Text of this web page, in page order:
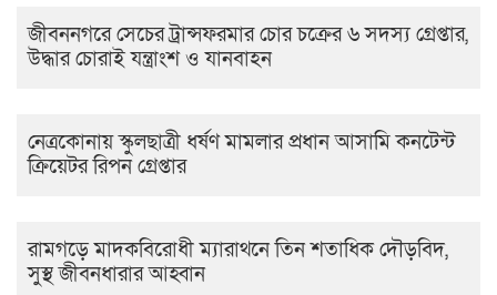
জীবননগরে সেচের ট্রান্সফরমার চোর চক্রের ৬ সদস্য গ্রেপ্তার,
উদ্ধার চোরাই যন্ত্রাংশ ও যানবাহন
নেত্রকোনায় স্কুলছাত্রী ধর্ষণ মামলার প্রধান আসামি কনটেন্ট
ক্রিয়েটর রিপন গ্রেপ্তার
রামগড়ে মাদকবিরোধী ম্যারাথনে তিন শতাধিক দৌড়বিদ,
সুস্থ জীবনধারার আহ্বান